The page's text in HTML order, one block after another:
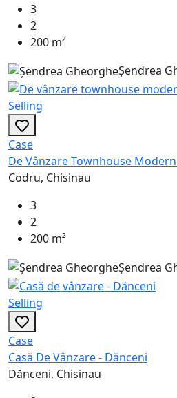
3
2
200 m²
Șendrea
Selling
Case
De Vânzare Townhouse
Codru, Chisinau
3
2
200 m²
Șendrea
Selling
Case
Casă De Vânzare - Dănceni
Dănceni, Chisinau